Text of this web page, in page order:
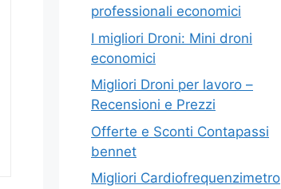
professionali economici
I migliori Droni: Mini droni
economici
Migliori Droni per lavoro –
Recensioni e Prezzi
Offerte e Sconti Contapassi
bennet
Migliori Cardiofrequenzimetro